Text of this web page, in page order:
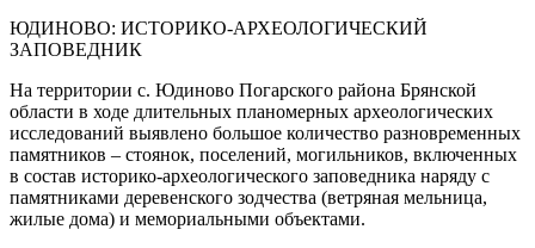
ЮДИНОВО: ИСТОРИКО-АРХЕОЛОГИЧЕСКИЙ
ЗАПОВЕДНИК
На территории с. Юдиново Погарского района Брянской
области в ходе длительных планомерных археологических
исследований выявлено большое количество разновременных
памятников – стоянок, поселений, могильников, включенных
в состав историко-археологического заповедника наряду с
памятниками деревенского зодчества (ветряная мельница,
жилые дома) и мемориальными объектами.